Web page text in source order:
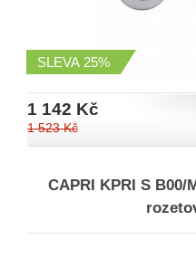
SLEVA 25%
1 142 Kč
1 523 Kč
CAPRI KPRI S B00/